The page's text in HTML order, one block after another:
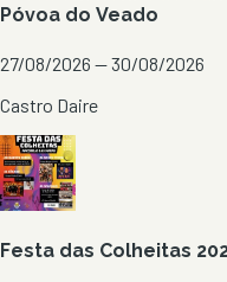
Póvoa do Veado
27/08/2026 — 30/08/2026
Castro Daire
Festa das Colheitas